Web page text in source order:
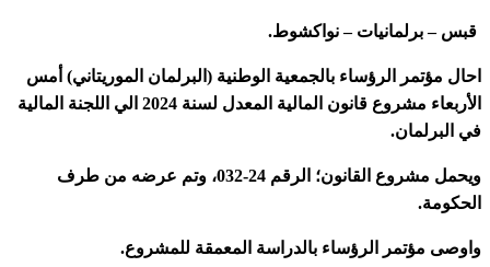
قبس – برلمانيات – نواكشوط.
احال مؤتمر الرؤساء بالجمعية الوطنية (البرلمان الموريتاني) أمس
الأربعاء مشروع قانون المالية المعدل لسنة 2024 الي اللجنة المالية
في البرلمان.
ويحمل مشروع القانون؛ الرقم 24-032، وتم عرضه من طرف
الحكومة.
واوصى مؤتمر الرؤساء بالدراسة المعمقة للمشروع.